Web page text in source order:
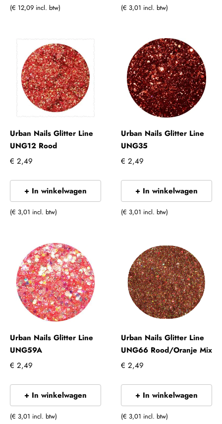
(€ 12,09 incl. btw) (€ 3,01 incl. btw)
Urban Nails Glitter Line
UNG12 Rood
€ 2,49
+ In winkelwagen
(€ 3,01 incl. btw)
Urban Nails Glitter Line
UNG35
€ 2,49
+ In winkelwagen
(€ 3,01 incl. btw)
Urban Nails Glitter Line
UNG59A
€ 2,49
+ In winkelwagen
(€ 3,01 incl. btw)
Urban Nails Glitter Line
UNG66 Rood/Oranje Mix
€ 2,49
+ In winkelwagen
(€ 3,01 incl. btw)